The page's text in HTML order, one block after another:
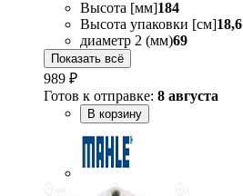
Высота [мм]184
Высота упаковки [см]18,6
диаметр 2 (мм)69
Показать всё
989 ₽
Готов к отправке: 8 августа
В корзину